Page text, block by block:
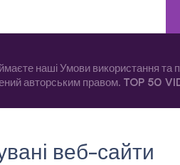
наші Умови використання та
авторським правом.
TOP 50
веб-сайти